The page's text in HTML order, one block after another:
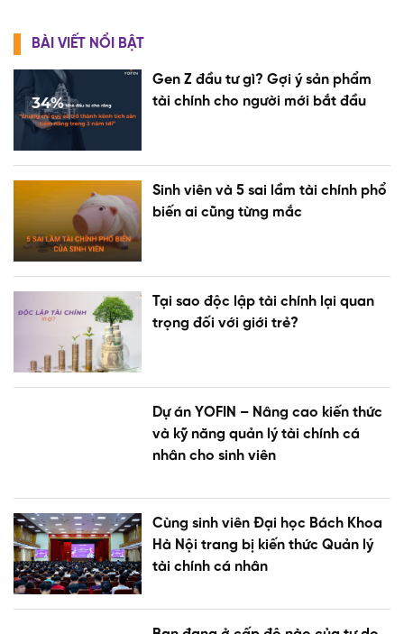
BÀI VIẾT NỔI BẬT
Gen Z đầu tư gì? Gợi ý sản phẩm
tài chính cho người mới bắt đầu
Sinh viên và 5 sai lầm tài chính phổ
biến ai cũng từng mắc
Tại sao độc lập tài chính lại quan
trọng đối với giới trẻ?
Dự án YOFIN – Nâng cao kiến thức
và kỹ năng quản lý tài chính cá
nhân cho sinh viên
Cùng sinh viên Đại học Bách Khoa
Hà Nội trang bị kiến thức Quản lý
tài chính cá nhân